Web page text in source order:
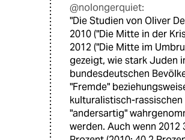
@nolongerquiet:
"Die Studien von Oliver
2010 ("Die Mitte in der
2012 ("Die Mitte im
gezeigt, wie stark Juden
bundesdeutschen
"Fremde"
kulturalistisch-rassischen
"andersartig"
werden. Auch wenn 2012